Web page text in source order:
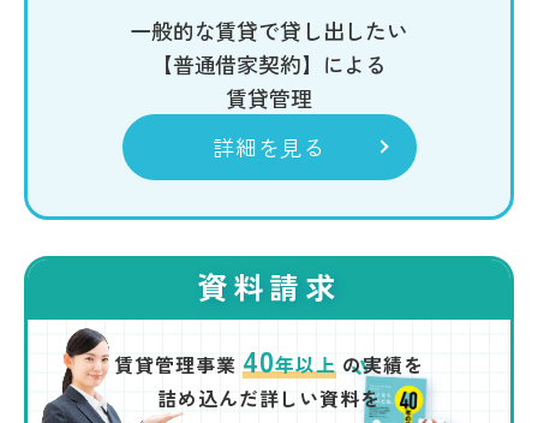
一般的な賃貸で貸し出したい
【普通借家契約】による
賃貸管理
詳細を見る
資料請求
賃貸管理事業 40年以上 の実績を
詰め込んだ詳しい資料を